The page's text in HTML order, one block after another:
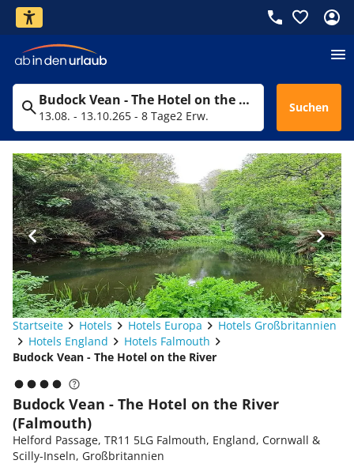
Budock Vean - The Hotel on the River
13.08. - 13.10.265 - 8 Tage2 Erw.
Suchen
Startseite Hotels Hotels Europa
Hotels Großbritannien
Hotels England
Hotels Falmouth
Budock Vean - The Hotel on the River
Budock Vean - The Hotel on the River
(Falmouth)
Helford Passage, TR11 5LG Falmouth, England, Cornwall &
Scilly-Inseln, Großbritannien